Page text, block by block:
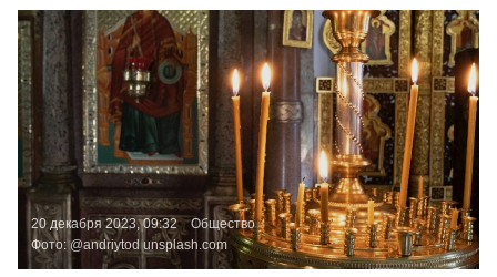
20 декабря 2023, 09:32
Общество
Фото:@andriytod unsplash.com